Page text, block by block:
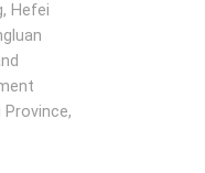
Hefei
Province,